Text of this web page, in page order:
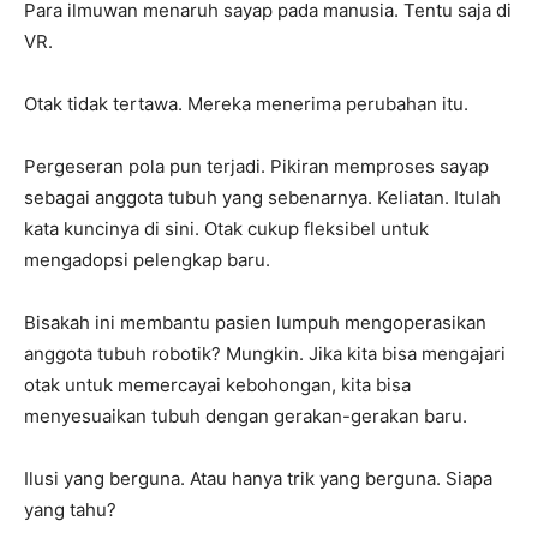
Para ilmuwan menaruh sayap pada manusia. Tentu saja di
VR.
Otak tidak tertawa. Mereka menerima perubahan itu.
Pergeseran pola pun terjadi. Pikiran memproses sayap
sebagai anggota tubuh yang sebenarnya. Keliatan. Itulah
kata kuncinya di sini. Otak cukup fleksibel untuk
mengadopsi pelengkap baru.
Bisakah ini membantu pasien lumpuh mengoperasikan
anggota tubuh robotik? Mungkin. Jika kita bisa mengajari
otak untuk memercayai kebohongan, kita bisa
menyesuaikan tubuh dengan gerakan-gerakan baru.
Ilusi yang berguna. Atau hanya trik yang berguna. Siapa
yang tahu?